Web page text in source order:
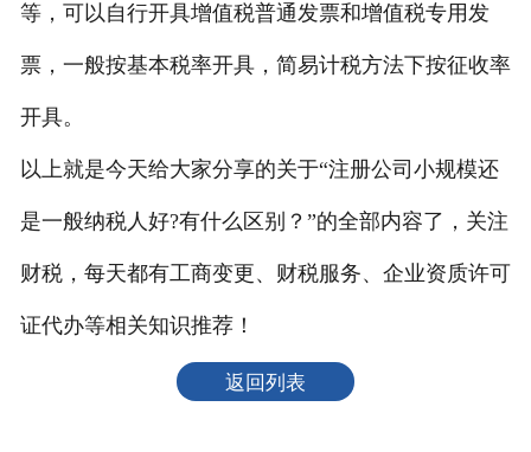
等，可以自行开具增值税普通发票和增值税专用发
票，一般按基本税率开具，简易计税方法下按征收率
开具。
以上就是今天给大家分享的关于“注册公司小规模还
是一般纳税人好?有什么区别？”的全部内容了，关注
财税，每天都有工商变更、财税服务、企业资质许可
证代办等相关知识推荐！
返回列表